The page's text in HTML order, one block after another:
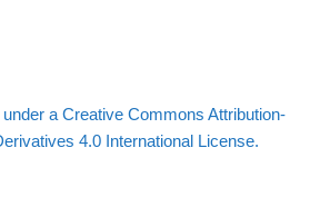
a Creative Commons Attribution-
4.0 International License.